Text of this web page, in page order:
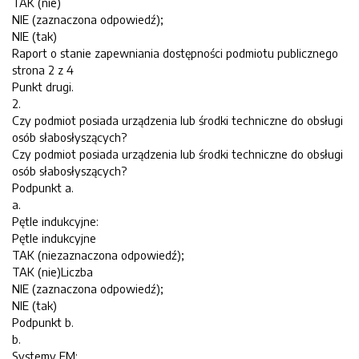
NIE (zaznaczona odpowiedź);
NIE (tak)
Raport o stanie zapewniania dostępności podmiotu publicznego
strona 2 z 4
Punkt drugi.
2.
Czy podmiot posiada urządzenia lub środki techniczne do obsługi
osób słabosłyszących?
Czy podmiot posiada urządzenia lub środki techniczne do obsługi
osób słabosłyszących?
Podpunkt a.
a.
Pętle indukcyjne:
Pętle indukcyjne
TAK (niezaznaczona odpowiedź);
TAK (nie)Liczba
NIE (zaznaczona odpowiedź);
NIE (tak)
Podpunkt b.
b.
Systemy FM: